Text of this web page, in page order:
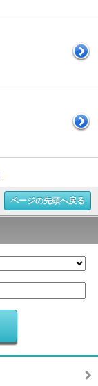
ページの先頭へ戻る